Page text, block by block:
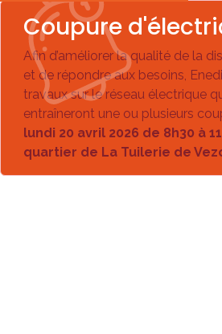
Coupure
Afin d’améliorer la qualité de la
et de répondre aux besoins,
travaux sur le réseau électrique
entraîneront une ou plusieurs
lundi 20 avril 2026 de 8h30 à
quartier de La Tuilerie de